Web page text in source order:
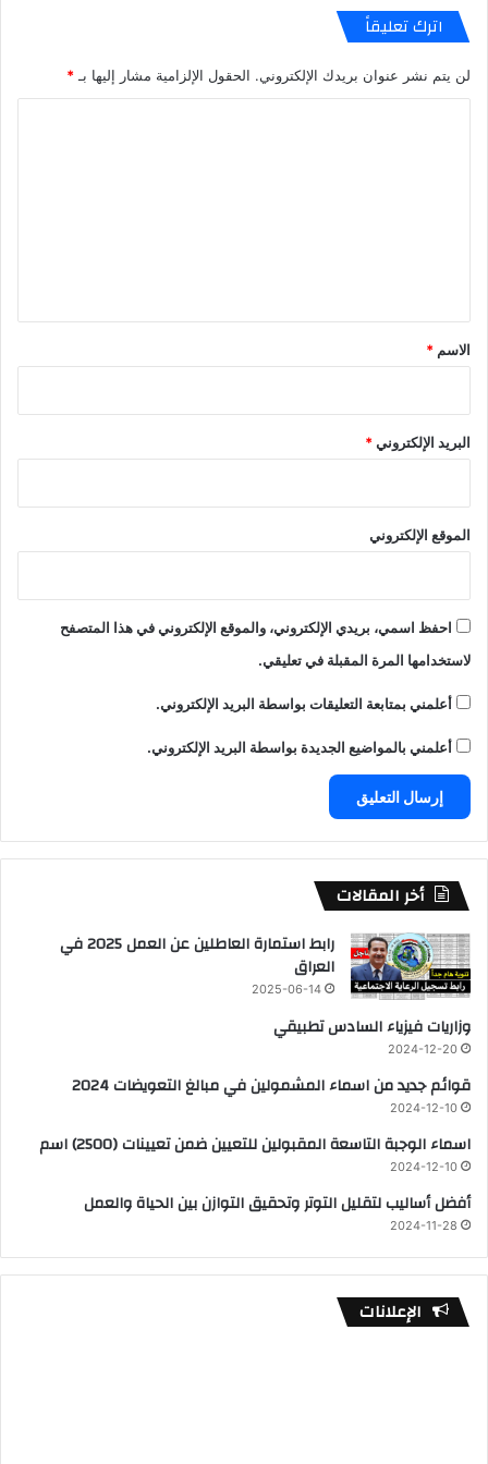
اترك تعليقاً
لن يتم نشر عنوان بريدك الإلكتروني. الحقول الإلزامية مشار إليها بـ *
*
الاسم *
البريد الإلكتروني*
الموقع الإلكتروني
احفظ اسمي، بريدي الإلكتروني، والموقع الإلكتروني في هذا المتصفح
لاستخدامها المرة المقبلة في تعليقي.
أعلمني بمتابعة التعليقات بواسطة البريد الإلكتروني.
أعلمني بالمواضيع الجديدة بواسطة البريد الإلكتروني.
أخر المقالات
رابط استمارة العاطلين عن العمل 2025 في
العراق
2025-06-14
وزاريات فيزياء السادس تطبيقي
2024-12-20
قوائم جديد من اسماء المشمولين في مبالغ التعويضات 2024
2024-12-10
اسماء الوجبة التاسعة المقبولين للتعيين ضمن تعيينات (2500) اسم
2024-12-10
أفضل أساليب لتقليل التوتر وتحقيق التوازن بين الحياة والعمل
2024-11-28
الإعلانات